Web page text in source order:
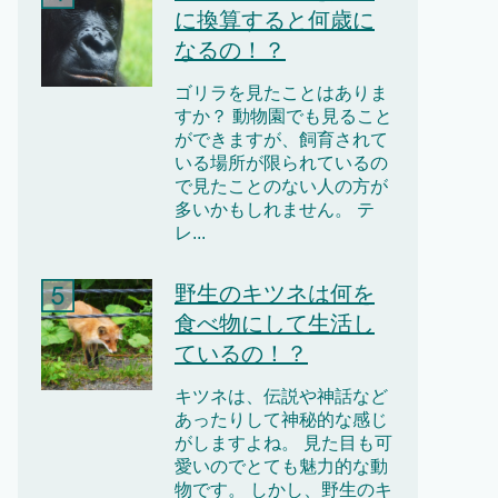
に換算すると何歳に
なるの！？
ゴリラを見たことはありま
すか？ 動物園でも見ること
ができますが、飼育されて
いる場所が限られているの
で見たことのない人の方が
多いかもしれません。 テ
レ...
野生のキツネは何を
食べ物にして生活し
ているの！？
キツネは、伝説や神話など
あったりして神秘的な感じ
がしますよね。 見た目も可
愛いのでとても魅力的な動
物です。 しかし、野生のキ